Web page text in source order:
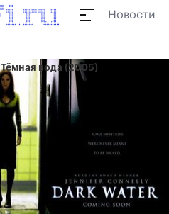
Новости
Тёмная вода (2005)